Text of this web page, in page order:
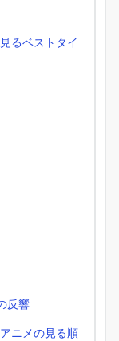
るベストタイ
反響
ニメの見る順